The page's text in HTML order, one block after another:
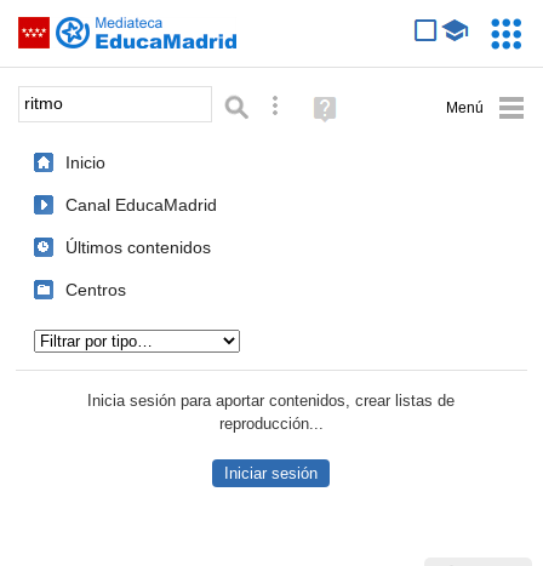
Saltar navegación
Palabra o frase: Búsqueda avanzada
Ayuda
(en
Inicio
Canal EducaMadrid
Últimos contenidos
Centros
Inicia sesión para aportar contenidos, crear listas de
reproducción...
Iniciar sesión